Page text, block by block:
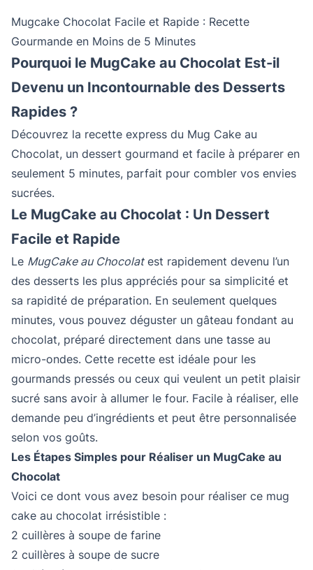
Mugcake Chocolat Facile et Rapide : Recette
Gourmande en Moins de 5 Minutes
Pourquoi le MugCake au Chocolat Est-il
Devenu un Incontournable des Desserts
Rapides ?
Découvrez la recette express du Mug Cake au
Chocolat, un dessert gourmand et facile à préparer en
seulement 5 minutes, parfait pour combler vos envies
sucrées.
Le MugCake au Chocolat : Un Dessert
Facile et Rapide
Le MugCake au Chocolatest rapidement devenu l’un
des desserts les plus appréciés pour sa simplicité et
sa rapidité de préparation. En seulement quelques
minutes, vous pouvez déguster un gâteau fondant au
chocolat, préparé directement dans une tasse au
micro-ondes. Cette recette est idéale pour les
gourmands pressés ou ceux qui veulent un petit plaisir
sucré sans avoir à allumer le four. Facile à réaliser, elle
demande peu d’ingrédients et peut être personnalisée
selon vos goûts.
Les Étapes Simples pour Réaliser un MugCake au
Chocolat
Voici ce dont vous avez besoin pour réaliser ce mug
cake au chocolat irrésistible :
2 cuillères à soupe de farine
2 cuillères à soupe de sucre